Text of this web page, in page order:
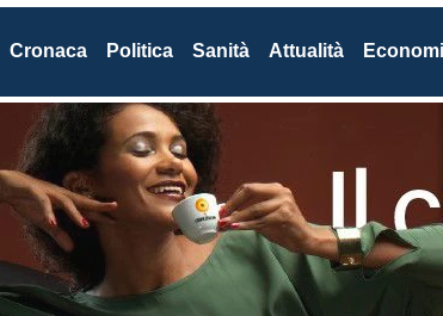
Cronaca Politica Sanità Attualità